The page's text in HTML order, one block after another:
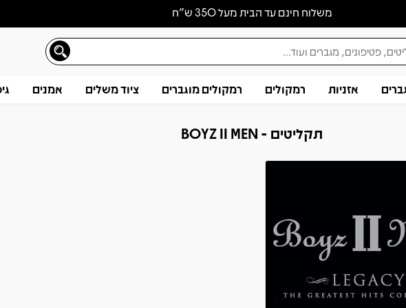
משלוח חינם עד הבית מעל 350 ש״ח
אזניות רמקולים רמקולים מוגברים ציוד משלים אמנים
תקליטים - BOYZ II MEN